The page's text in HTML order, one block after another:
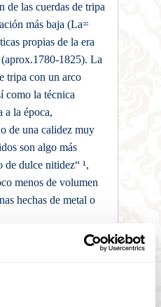
de las cuerdas de tripa
más baja (La=
propias de la era
1825). La
tripa con un arco
como la técnica
a la época,
de una calidez muy
son algo más
de dulce nitidez“ ¹,
menos de volumen
hechas de metal o
proceden de una de
Jahnnes Ulrich